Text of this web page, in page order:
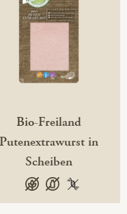
Bio-Freiland
Putenextrawurst in
Scheiben
glutenfrei
laktosefrei
100 %